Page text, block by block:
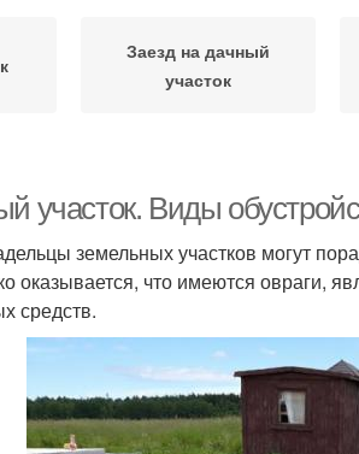
Заезд на дачный
участок
участок. Виды
земельных участков могут
оказывается, что имеются овраги,
средств.